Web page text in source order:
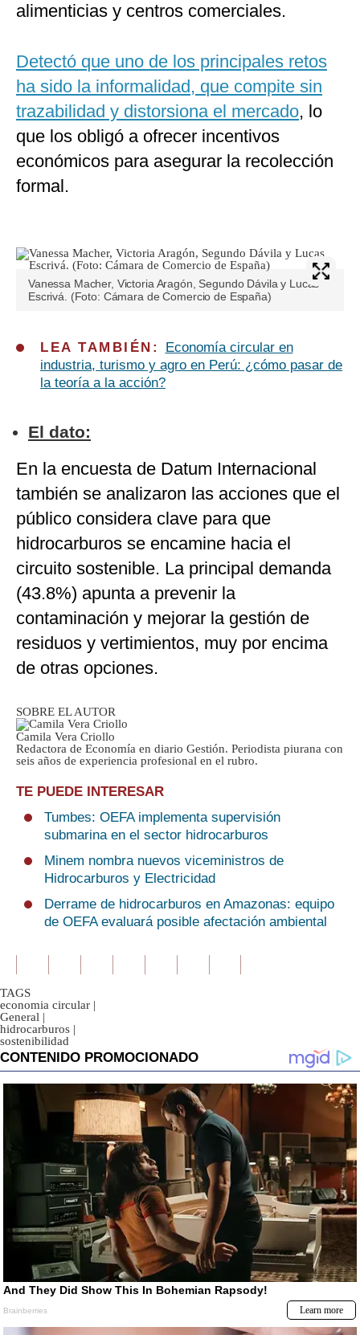
alimenticias y centros comerciales.
Detectó que uno de los principales retos
ha sido la informalidad, que compite sin
trazabilidad y distorsiona el mercado, lo
que los obligó a ofrecer incentivos
económicos para asegurar la recolección
formal.
Vanessa Macher, Victoria Aragón, Segundo Dávila y Lucas
Escrivá. (Foto: Cámara de Comercio de España)
LEA TAMBIÉN:
Economía circular en
industria, turismo y agro en Perú: ¿cómo pasar de
la teoría a la acción?
El dato:
En la encuesta de Datum Internacional
también se analizaron las acciones que el
público considera clave para que
hidrocarburos se encamine hacia el
circuito sostenible. La principal demanda
(43.8%) apunta a prevenir la
contaminación y mejorar la gestión de
residuos y vertimientos, muy por encima
de otras opciones.
SOBRE EL AUTOR
Camila Vera Criollo
Redactora de Economía en diario Gestión. Periodista piurana con
seis años de experiencia profesional en el rubro.
TE PUEDE INTERESAR
Tumbes: OEFA implementa supervisión
submarina en el sector hidrocarburos
Minem nombra nuevos viceministros de
Hidrocarburos y Electricidad
Derrame de hidrocarburos en Amazonas: equipo
de OEFA evaluará posible afectación ambiental
TAGS
economia circular |
General |
hidrocarburos |
sostenibilidad